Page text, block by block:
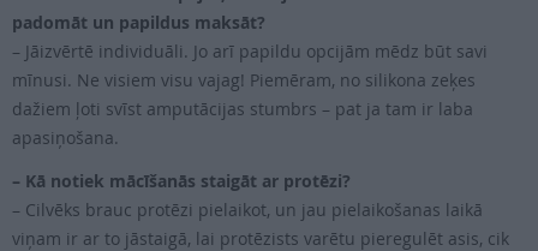
padomāt un papildus maksāt?
– Jāizvērtē individuāli. Jo arī papildu opcijām mēdz būt savi
mīnusi. Ne visiem visu vajag! Piemēram, no silikona zeķes
dažiem ļoti svīst amputācijas stumbrs – pat ja tam ir laba
apasiņošana.
– Kā notiek mācīšanās staigāt ar protēzi?
– Cilvēks brauc protēzi pielaikot, un jau pielaikošanas laikā
viņam ir ar to jāstaigā, lai protēzists varētu pieregulēt asis, cik